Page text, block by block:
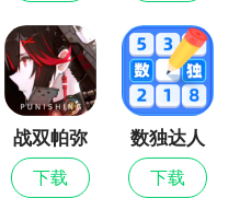
玩了
又能其他玩家在线对
都能玩的爽快！经典的
在生活中找不到牌友怎
战双帕弥
什
下载
数独达人
下载